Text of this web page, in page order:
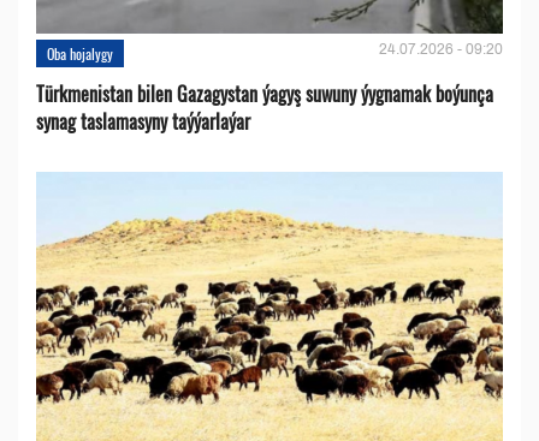
Oba hojalygy 24.07.2026 - 09:20
Türkmenistan bilen Gazagystan ýagyş suwuny ýygnamak boýunça
synag taslamasyny taýýarlaýar